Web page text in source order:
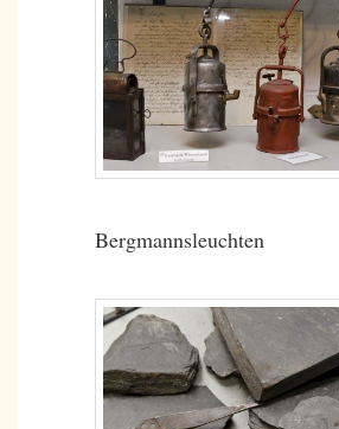
Bergmannsleuchten